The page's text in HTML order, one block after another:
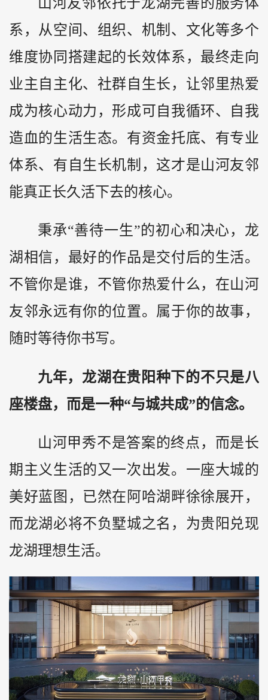
系，从空间、组织、机制、文化等多个
维度协同搭建起的长效体系，最终走向
业主自主化、社群自生长，让邻里热爱
成为核心动力，形成可自我循环、自我
造血的生活生态。有资金托底、有专业
体系、有自生长机制，这才是山河友邻
能真正长久活下去的核心。
秉承“善待一生”的初心和决心，龙
湖相信，最好的作品是交付后的生活。
不管你是谁，不管你热爱什么，在山河
友邻永远有你的位置。属于你的故事，
随时等待你书写。
九年，龙湖在贵阳种下的不只是八
座楼盘，而是一种“与城共成”的信念。
山河甲秀不是答案的终点，而是长
期主义生活的又一次出发。一座大城的
美好蓝图，已然在阿哈湖畔徐徐展开，
而龙湖必将不负墅城之名，为贵阳兑现
龙湖理想生活。